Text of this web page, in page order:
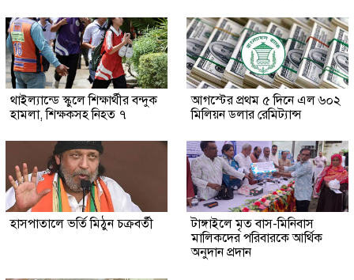
থাইল্যান্ডে স্কুলে শিক্ষার্থীর বন্দুক
হামলা, শিক্ষকসহ নিহত ৭
আগস্টের প্রথম ৫ দিনে এল ৬০২
মিলিয়ন ডলার রেমিট্যান্স
হাসপাতালে ভর্তি মিঠুন চক্রবর্তী
টাঙ্গাইলে মৃত বাস-মিনিবাস
মালিকদের পরিবারকে আর্থিক
অনুদান প্রদান